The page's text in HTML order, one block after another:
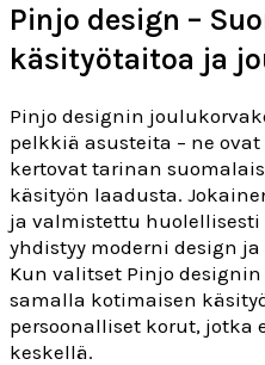
Pinjo design –
käsityötaitoa ja
Pinjo designin
pelkkiä asusteita – ne
kertovat tarinan
käsityön laadusta.
ja valmistettu huolellisesti
yhdistyy moderni design
Kun valitset Pinjo
samalla kotimaisen
persoonalliset korut, jotka
keskellä.